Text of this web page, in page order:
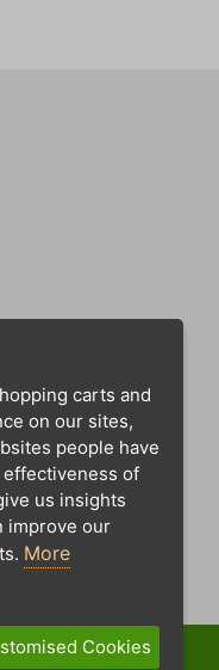
carts and
on our sites,
people have
of
us insights
improve our
More
Cookies